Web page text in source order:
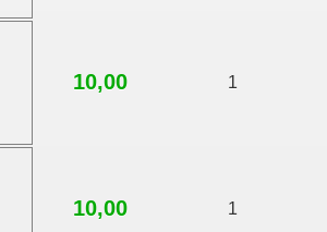
10,00 1
10,00 1